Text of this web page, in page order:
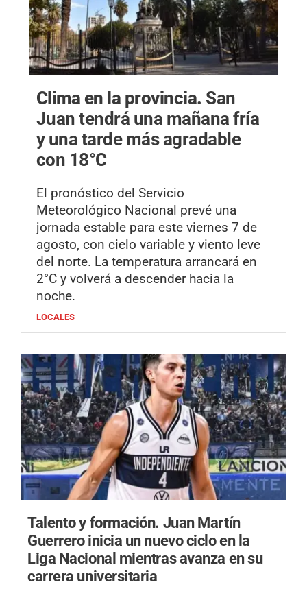
Clima en la provincia. San
Juan tendrá una mañana fría
y una tarde más agradable
con 18°C
El pronóstico del Servicio
Meteorológico Nacional prevé una
jornada estable para este viernes 7 de
agosto, con cielo variable y viento leve
del norte. La temperatura arrancará en
2°C y volverá a descender hacia la
noche.
LOCALES
Talento y formación. Juan Martín
Guerrero inicia un nuevo ciclo en la
Liga Nacional mientras avanza en su
carrera universitaria